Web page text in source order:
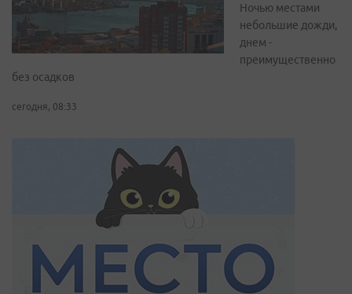
Ночью местами
небольшие дожди,
днем -
преимущественно
без осадков
сегодня, 08:33